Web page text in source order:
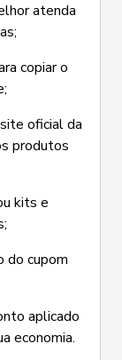
atenda
copiar o
oficial da
produtos
kits e
do cupom
aplicado
economia.